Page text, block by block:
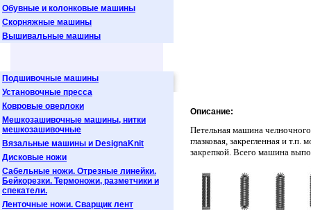
Обувные и колонковые машины
Скорняжные машины
Вышивальные машины
Подшивочные машины
Установочные пресса
Ковровые оверлоки
Мешкозашивочные машины, нитки
мешкозашивочные
Вязальные машины и DesignaKnit
Дисковые ножи
Сабельные ножи. Отрезные линейки.
Бейкорезки. Термоножи, разметчики и
спекатели.
Ленточные ножи. Сварщик лент
Описание:
Петельная машина
глазковая, закрегленная и
закрепкой. Всего машина